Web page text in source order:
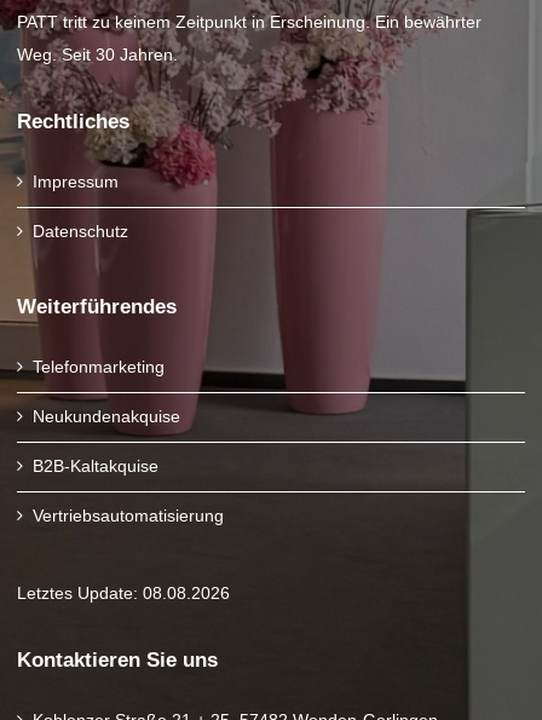
PATT tritt zu keinem Zeitpunkt in Erscheinung. Ein bewährter
Weg. Seit 30 Jahren.
Rechtliches
Impressum
Datenschutz
Weiterführendes
Telefonmarketing
Neukundenakquise
B2B-Kaltakquise
Vertriebsautomatisierung
Letztes Update: 08.08.2026
Kontaktieren Sie uns